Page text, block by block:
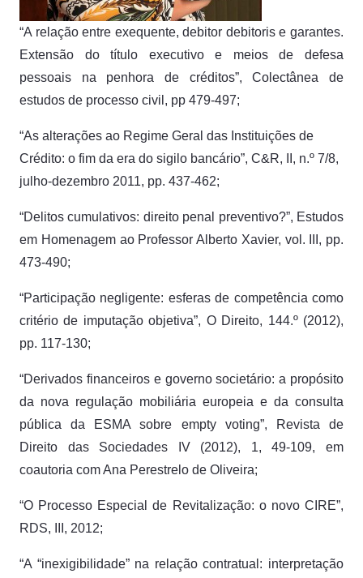
“A relação entre exequente, debitor debitoris e garantes.
Extensão do título executivo e meios de defesa
pessoais na penhora de créditos”, Colectânea de
estudos de processo civil, pp 479-497;
“As alterações ao Regime Geral das Instituições de
Crédito: o fim da era do sigilo bancário”, C&R, II, n.º 7/8,
julho-dezembro 2011, pp. 437-462;
“Delitos cumulativos: direito penal preventivo?”, Estudos
em Homenagem ao Professor Alberto Xavier, vol. III, pp.
473-490;
“Participação negligente: esferas de competência como
critério de imputação objetiva”, O Direito, 144.º (2012),
pp. 117-130;
“Derivados financeiros e governo societário: a propósito
da nova regulação mobiliária europeia e da consulta
pública da ESMA sobre empty voting”, Revista de
Direito das Sociedades IV (2012), 1, 49-109, em
coautoria com Ana Perestrelo de Oliveira;
“O Processo Especial de Revitalização: o novo CIRE”,
RDS, III, 2012;
“A “inexigibilidade” na relação contratual: interpretação